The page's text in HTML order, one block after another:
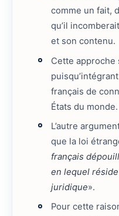
comme un fait,
qu’il
et son contenu.
Cette approche
français de
États du monde.
L’autre
que la loi
français
en lequel
juridique».
Pour cette